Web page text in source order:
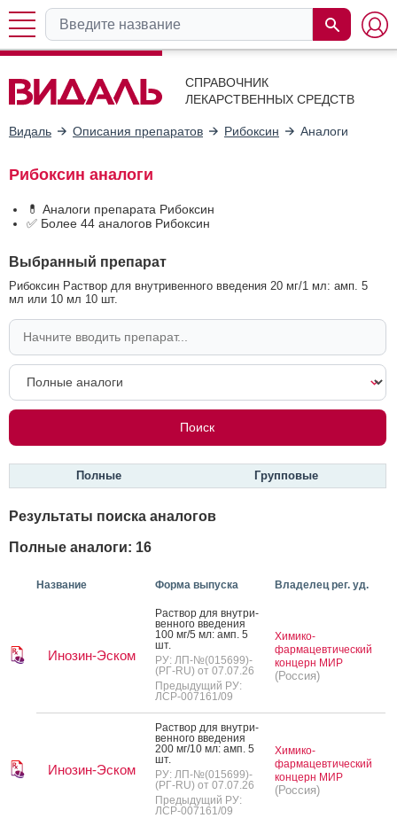
СПРАВОЧНИК
ЛЕКАРСТВЕННЫХ СРЕДСТВ
Видаль Описания препаратов Рибоксин Аналоги
Рибоксин аналоги
💊 Аналоги препарата Рибоксин
✅ Более 44 аналогов Рибоксин
Выбранный препарат
Рибоксин Раствор для внутривенного введения 20 мг/1 мл: амп. 5
мл или 10 мл 10 шт.
Полные Групповые
Результаты поиска аналогов
Полные аналоги: 16
Название Форма выпуска Владелец рег. уд.
Инозин-Эском
Рас­твор для внут­ри­
вен­но­го вве­дения
100 мг/5 мл: амп. 5
шт.
РУ: ЛП-№(015699)-
(РГ-RU) от 07.07.26
Предыдущий РУ:
ЛСР-007161/09
Химико-
фармацевтический
концерн МИР
(Россия)
Инозин-Эском
Рас­твор для внут­ри­
вен­но­го вве­дения
200 мг/10 мл: амп. 5
шт.
РУ: ЛП-№(015699)-
(РГ-RU) от 07.07.26
Предыдущий РУ:
ЛСР-007161/09
Химико-
фармацевтический
концерн МИР
(Россия)